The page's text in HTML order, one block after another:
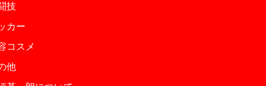
技
カー
コスメ
他